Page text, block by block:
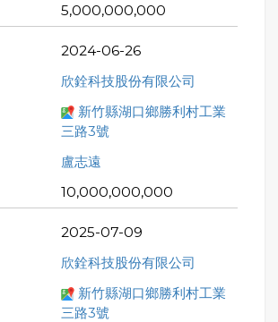
5,000,000,000
2024-06-26
欣銓科技股份有限公司
新竹縣湖口鄉勝利村工業
三路3號
盧志遠
10,000,000,000
2025-07-09
欣銓科技股份有限公司
新竹縣湖口鄉勝利村工業
三路3號